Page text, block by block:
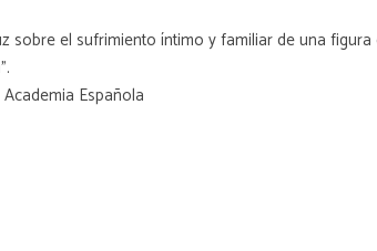
sobre el sufrimiento íntimo y familiar de una
Española